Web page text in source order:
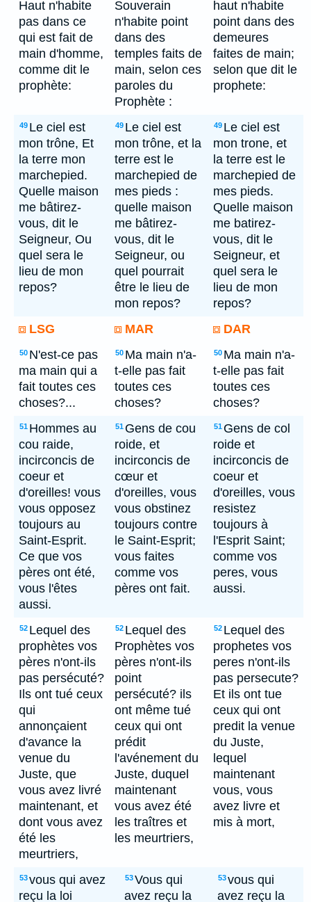
Haut n'habite
pas dans ce
qui est fait de
main d'homme,
comme dit le
prophète:
Souverain
n'habite point
dans des
temples faits de
main, selon ces
paroles du
Prophète :
haut n'habite
point dans des
demeures
faites de main;
selon que dit le
prophete:
49 Le ciel est
mon trône, Et
la terre mon
marchepied.
Quelle maison
me bâtirez-
vous, dit le
Seigneur, Ou
quel sera le
lieu de mon
repos?
49 Le ciel est
mon trône, et la
terre est le
marchepied de
mes pieds :
quelle maison
me bâtirez-
vous, dit le
Seigneur, ou
quel pourrait
être le lieu de
mon repos?
49 Le ciel est
mon trone, et
la terre est le
marchepied de
mes pieds.
Quelle maison
me batirez-
vous, dit le
Seigneur, et
quel sera le
lieu de mon
repos?
LSG
MAR DAR
50 N'est-ce pas
ma main qui a
fait toutes ces
choses?...
50 Ma main n'a-
t-elle pas fait
toutes ces
choses?
50 Ma main n'a-
t-elle pas fait
toutes ces
choses?
51 Hommes au
cou raide,
incirconcis de
coeur et
d'oreilles! vous
vous opposez
toujours au
Saint-Esprit.
Ce que vos
pères ont été,
vous l'êtes
aussi.
51 Gens de cou
roide, et
incirconcis de
cœur et
d'oreilles, vous
vous obstinez
toujours contre
le Saint-Esprit;
vous faites
comme vos
pères ont fait.
51 Gens de col
roide et
incirconcis de
coeur et
d'oreilles, vous
resistez
toujours à
l'Esprit Saint;
comme vos
peres, vous
aussi.
52 Lequel des
prophètes vos
pères n'ont-ils
pas persécuté?
Ils ont tué ceux
qui
annonçaient
d'avance la
venue du
Juste, que
vous avez livré
maintenant, et
dont vous avez
été les
meurtriers,
52 Lequel des
Prophètes vos
pères n'ont-ils
point
persécuté? ils
ont même tué
ceux qui ont
prédit
l'avénement du
Juste, duquel
maintenant
vous avez été
les traîtres et
les meurtriers,
52 Lequel des
prophetes vos
peres n'ont-ils
pas persecute?
Et ils ont tue
ceux qui ont
predit la venue
du Juste,
lequel
maintenant
vous, vous
avez livre et
mis à mort,
53vous qui avez
reçu la loi
53Vous qui
avez reçu la
53vous qui
avez reçu la